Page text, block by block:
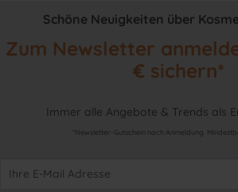
Originalprodukt vom
Schöne Neuigkeiten über
Zum Newsletter
€ sichern*
Immer alle Angebote & Trends als
*Newsletter-Gutschein nach Anmeldung.